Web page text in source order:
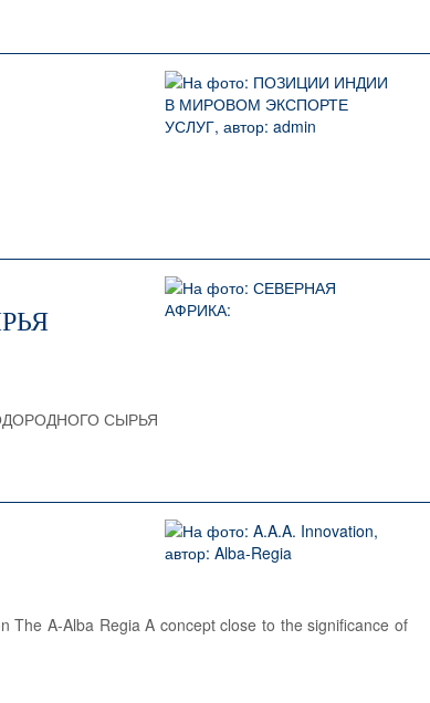
СЫРЬЯ
A-Alba Regia A concept close to the significance of